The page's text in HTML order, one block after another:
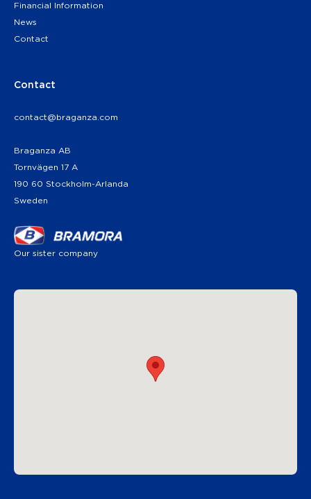
Financial Information
News
Contact
Contact
contact@braganza.com
Braganza AB
Tornvägen 17 A
190 60 Stockholm-Arlanda
Sweden
Our sister company